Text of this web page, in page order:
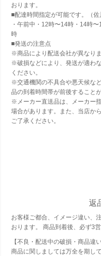
おります。
■配達時間指定が可能です。（佐
・午前中・12時〜14時・14時
時
■発送の注意点
※商品により配送会社が異なりま
※破損などにより、発送が適わ
ください。
※交通機関の不具合や悪天候な
品の到着時間帯が前後すること
※メーカー直送品は、メーカー
場合があります。また、当店か
ご了承ください。
返
お客様ご都合、イメージ違い、
おります。 商品到着後、必ず3
【不良・配送中の破損・商品違
商品に関しましては万全を期し